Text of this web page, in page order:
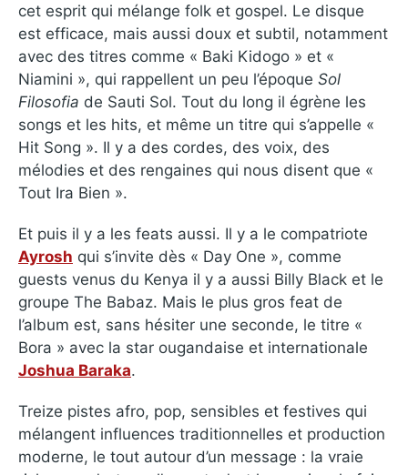
cet esprit qui mélange folk et gospel. Le disque
est efficace, mais aussi doux et subtil, notamment
avec des titres comme « Baki Kidogo » et «
Niamini », qui rappellent un peu l’époque Sol
Filosofia de Sauti Sol. Tout du long il égrène les
songs et les hits, et même un titre qui s’appelle «
Hit Song ». Il y a des cordes, des voix, des
mélodies et des rengaines qui nous disent que «
Tout Ira Bien ».
Et puis il y a les feats aussi. Il y a le compatriote
Ayrosh qui s’invite dès « Day One », comme
guests venus du Kenya il y a aussi Billy Black et le
groupe The Babaz. Mais le plus gros feat de
l’album est, sans hésiter une seconde, le titre «
Bora » avec la star ougandaise et internationale
Joshua Baraka.
Treize pistes afro, pop, sensibles et festives qui
mélangent influences traditionnelles et production
moderne, le tout autour d’un message : la vraie